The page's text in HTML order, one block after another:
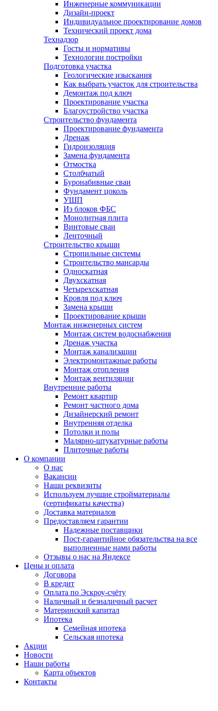
Инженерные коммуникации
Дизайн-проект
Индивидуальное проектирование домов
Технический проект дома
Технадзор
Госты и нормативы
Технологии постройки
Подготовка участка
Геологические изыскания
Как выбрать участок для строительства
Демонтаж под ключ
Проектирование участка
Благоустройство участка
Строительство фундамента
Проектирование фундамента
Дренаж
Гидроизоляция
Замена фундамента
Отмостка
Столбчатый
Буронабивные сваи
Фундамент цоколь
УШП
Из блоков ФБС
Монолитная плита
Винтовые сваи
Ленточный
Строительство крыши
Стропильные системы
Строительство мансарды
Односкатная
Двухскатная
Четырехскатная
Кровля под ключ
Замена крыши
Проектирование крыши
Монтаж инженерных систем
Монтаж систем водоснабжения
Дренаж участка
Монтаж канализации
Электромонтажные работы
Монтаж отопления
Монтаж вентиляции
Внутренние работы
Ремонт квартир
Ремонт частного дома
Дизайнерский ремонт
Внутренняя отделка
Потолки и полы
Малярно-штукатурные работы
Плиточные работы
О компании
О нас
Вакансии
Наши реквизиты
Используем лучшие стройматериалы
(сертификаты качества)
Доставка материалов
Предоставляем гарантии
Надежные поставщики
Пост-гарантийное обязательства на все
выполненные нами работы
Отзывы о нас на Яндексе
Цены и оплата
Договора
В кредит
Оплата по Эскроу-счёту
Наличный и безналичный расчет
Материнский капитал
Ипотека
Семейная ипотека
Сельская ипотека
Акции
Новости
Наши работы
Карта объектов
Контакты